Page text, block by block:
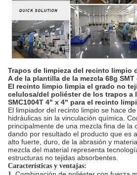
Trapos de limpieza del recinto limpio
A de la plantilla de la mezcla 68g
El recinto limpio limpia el grado no
celulosa/del poliéster de los trapos a
SMC1004T 4" x 4" para el recinto
El limpiador del recinto limpio se hace
hidráulicas sin la vinculación química.
principalmente de una mezcla fina de la
dando por resultado el producto que es
alto fuerte, duro, de la abrasión y
mezcla del material representa
estructuras no tejidas absorbentes.
Características y ventajas: